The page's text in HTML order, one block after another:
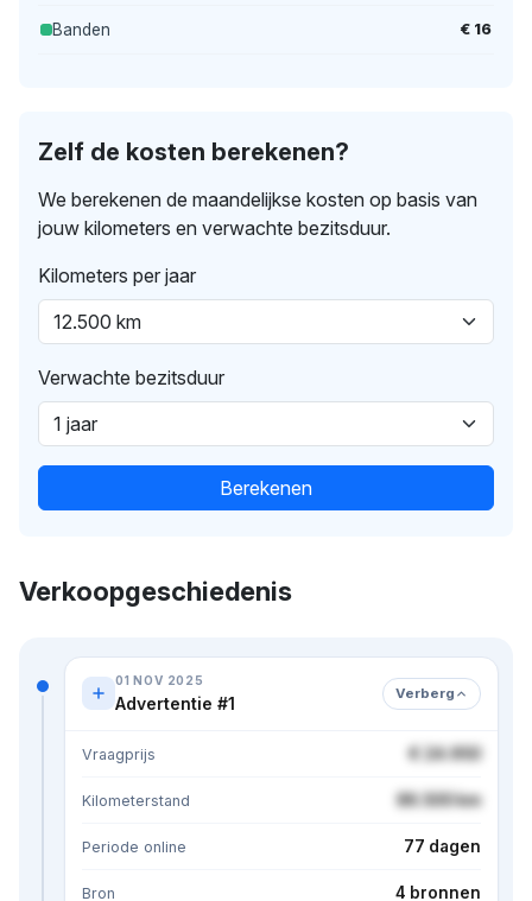
Banden € 16
Zelf de kosten berekenen?
We berekenen de maandelijkse kosten op basis van
jouw kilometers en verwachte bezitsduur.
Kilometers per jaar
Verwachte bezitsduur
Berekenen
Verkoopgeschiedenis
01 NOV 2025
Advertentie #1 Verberg
Vraagprijs € 24.950
Kilometerstand 86.500 km
Periode online 77 dagen
Bron 4 bronnen